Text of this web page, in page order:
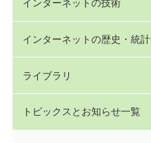
インターネットの技術
インターネットの歴史・統計
ライブラリ
トピックスとお知らせ一覧